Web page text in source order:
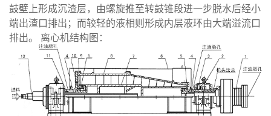
鼓壁上形成沉渣层，由螺旋推至转鼓锥段进一步脱水后经小
端出渣口排出；而较轻的液相则形成内层液环由大端溢流口
排出。 离心机结构图：